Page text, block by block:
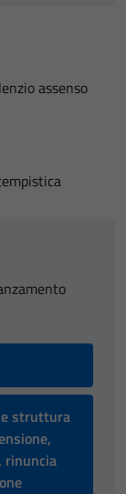
assenso
struttura
rinuncia